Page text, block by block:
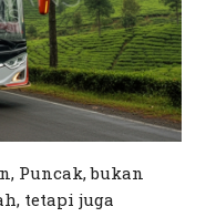
Puncak, bukan
tetapi juga